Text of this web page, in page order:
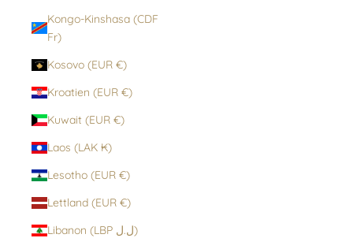
Kongo-Kinshasa (CDF
Fr)
Kosovo (EUR €)
Kroatien (EUR €)
Kuwait (EUR €)
Laos (LAK ₭)
Lesotho (EUR €)
Lettland (EUR €)
Libanon (LBP ل.ل)